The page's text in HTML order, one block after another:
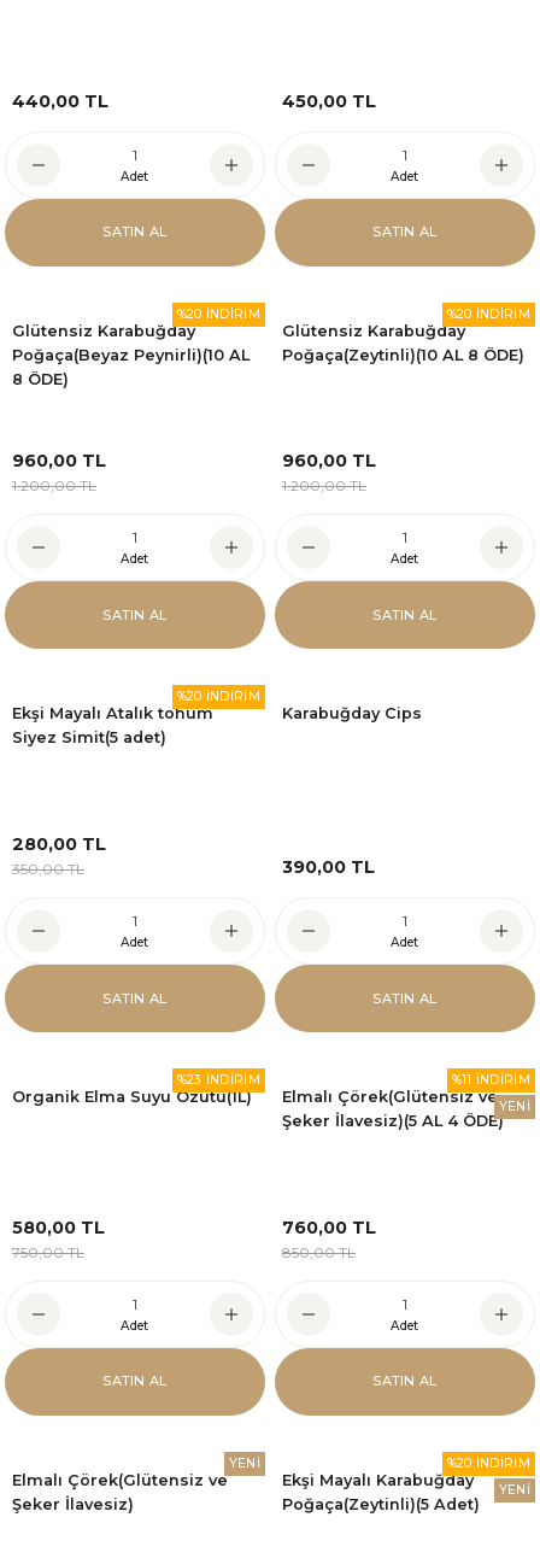
440,00 TL
Adet
SATIN AL
450,00 TL
Adet
SATIN AL
%20 İNDİRİM
Glütensiz Karabuğday
Poğaça(Beyaz Peynirli)(10 AL
8 ÖDE)
960,00 TL
1.200,00 TL
Adet
SATIN AL
%20 İNDİRİM
Glütensiz Karabuğday
Poğaça(Zeytinli)(10 AL 8 ÖDE)
960,00 TL
1.200,00 TL
Adet
SATIN AL
%20 İNDİRİM
Ekşi Mayalı Atalık tohum
Siyez Simit(5 adet)
280,00 TL
350,00 TL
Adet
SATIN AL
Karabuğday Cips
390,00 TL
Adet
SATIN AL
%23 İNDİRİM
Organik Elma Suyu Özütü(1L)
580,00 TL
750,00 TL
Adet
SATIN AL
%11 İNDİRİM
YENİ
Elmalı Çörek(Glütensiz ve
Şeker İlavesiz)(5 AL 4 ÖDE)
760,00 TL
850,00 TL
Adet
SATIN AL
YENİ
Elmalı Çörek(Glütensiz ve
Şeker İlavesiz)
%20 İNDİRİM
YENİ
Ekşi Mayalı Karabuğday
Poğaça(Zeytinli)(5 Adet)